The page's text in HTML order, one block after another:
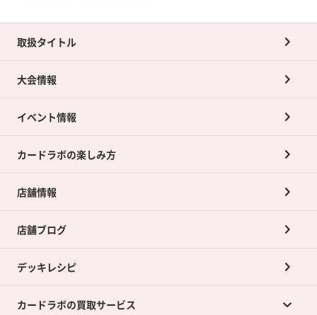
取扱タイトル
大会情報
イベント情報
カードラボの楽しみ方
店舗情報
店舗ブログ
デッキレシピ
カードラボの買取サービス